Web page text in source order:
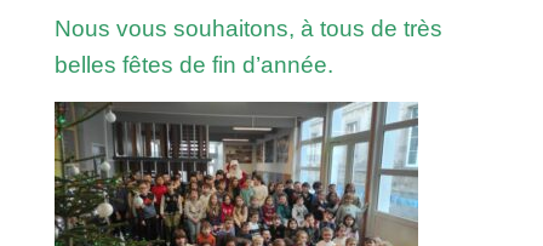
Nous vous souhaitons, à tous de très
belles fêtes de fin d’année.